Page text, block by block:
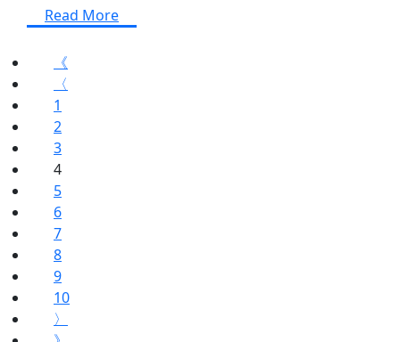
Read More
《
〈
1
2
3
4
5
6
7
8
9
10
〉